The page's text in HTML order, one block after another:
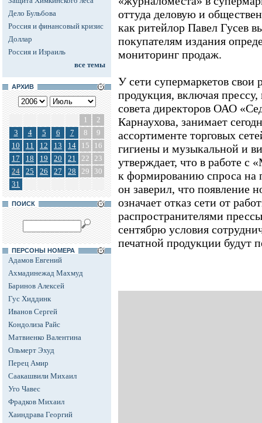
Дело Бульбова
Россия и финансовый кризис
Доллар
Россия и Израиль
все темы
АРХИВ
1
2
3
4 5 6 7 8
9
10
11 12 13 14 15
16
17
18 19 20 21 22 23
24
25 26 27 28 29
30
31
ПОИСК
ПЕРСОНЫ НОМЕРА
Адамов Евгений
Ахмадинежад Махмуд
Баринов Алексей
Гус Хиддинк
Иванов Сергей
Кондолиза Райс
Матвиенко Валентина
Ольмерт Эхуд
Перец Амир
Саакашвили Михаил
Уго Чавес
Фрадков Михаил
Хаиндрава Георгий
оттуда деловую и
как ритейлор Павел Гусев
покупателям издания
мониторинг продаж.
У сети супермаркетов свои
продукция, включая прессу,
совета директоров ОАО
Карнаухова, занимает
ассортименте торговых
гигиены и музыкальной и
утверждает, что в работе с
к формированию спроса на
он заверил, что появление
означает отказ сети от
распространителями
сентябрю условия
печатной продукции будут